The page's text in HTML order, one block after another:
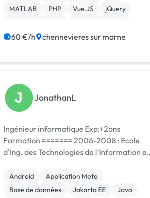
Technologies de développement: Entity
MATLAB
PHP Vue.JS
jQuery
WordPress
60 €/h chennevieres sur marne
J JonathanL
Ingénieur informatique Exp:+2ans
Formation ======= 2006-2008 : Ecole
d'Ing. des Technologies de l'Information et
Université Paris XII: Maitrise Informatique
Mention A.B.; DEUG1 Droit Expériences
Android
Application Meta
Base de données
Jakarta EE
Java